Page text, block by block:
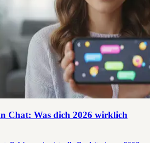
Chat: Was dich 2026 wirklich